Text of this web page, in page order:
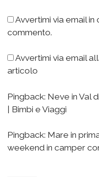
Avvertimi via email
commento.
Avvertimi via email
articolo
Pingback: Neve in Val
| Bimbi e Viaggi
Pingback: Mare in
weekend in camper